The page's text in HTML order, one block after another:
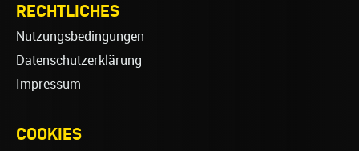
RECHTLICHES
Nutzungsbedingungen
Datenschutzerklärung
Impressum
COOKIES